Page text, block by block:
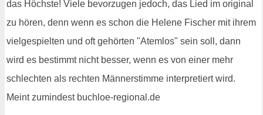
das Höchste! Viele bevorzugen jedoch, das Lied im original
zu hören, denn wenn es schon die Helene Fischer mit ihrem
vielgespielten und oft gehörten "Atemlos" sein soll, dann
wird es bestimmt nicht besser, wenn es von einer mehr
schlechten als rechten Männerstimme interpretiert wird.
Meint zumindest buchloe-regional.de